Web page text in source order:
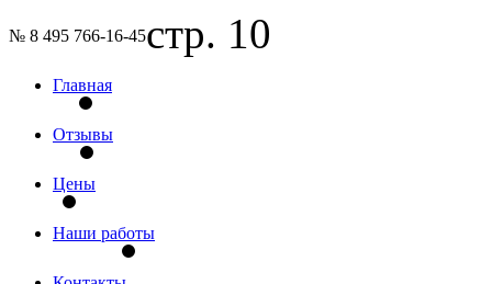
№ 8 495 766-16-45стр. 10
Главная
Отзывы
Цены
Наши работы